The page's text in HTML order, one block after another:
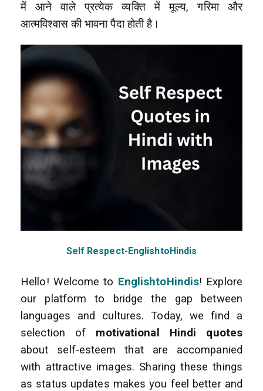
में आने वाले प्रत्येक व्यक्ति में मूल्य, गरिमा और
आत्मविश्वास की भावना पैदा होती है।
Self Respect-EnglishtoHindis
Hello! Welcome to EnglishtoHindis! Explore
our platform to bridge the gap between
languages and cultures. Today, we find a
selection of motivational Hindi quotes
about self-esteem that are accompanied
with attractive images. Sharing these things
as status updates makes you feel better and